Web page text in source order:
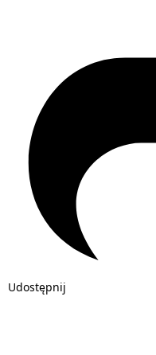
Udostępnij